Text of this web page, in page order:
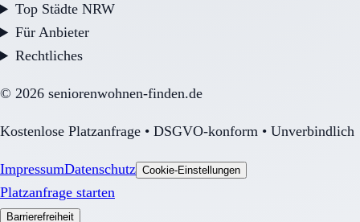
Top Städte NRW
Für Anbieter
Rechtliches
© 2026 seniorenwohnen-finden.de
Kostenlose Platzanfrage • DSGVO-konform • Unverbindlich
ImpressumDatenschutz Cookie-Einstellungen
Platzanfrage starten
Barrierefreiheit